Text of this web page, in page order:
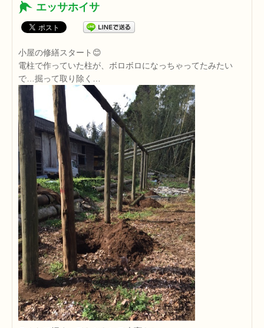
エッサホイサ
小屋の修繕スタート😊
電柱で作っていた柱が、ボロボロになっちゃってたみたい
で…掘って取り除く…